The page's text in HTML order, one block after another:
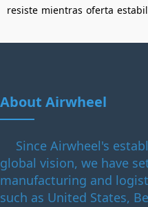
resiste mientras oferta
About Airwheel
Since Airwheel's
global vision, we have
manufacturing and
such as United States,